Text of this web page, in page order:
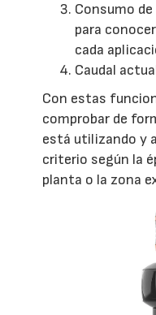
Consumo
para
cada
Caudal
Con estas
comprobar de
está utilizando y
criterio según la
planta o la zona